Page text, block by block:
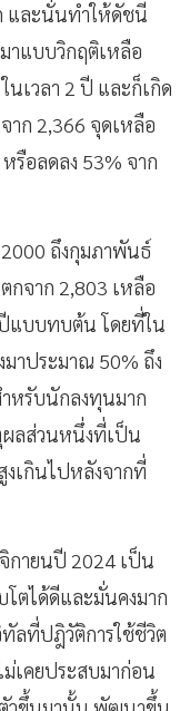
และนั่นทำให้ดัชนี
าแบบวิกฤติเหลือ
เวลา 2 ปี และก็เกิด
าก 2,366 จุดเหลือ
รือลดลง 53% จาก
2000 ถึงกุมภาพันธ์
กจาก 2,803 เหลือ
แบบทบต้น โดยที่ใน
าประมาณ 50% ถึง
ำหรับนักลงทุนมาก
ผลส่วนหนึ่งที่เป็น
เกินไปหลังจากที่
กายนปี 2024 เป็น
โตได้ดีและมั่นคงมาก
ลที่ปฎิวัติการใช้ชีวิต
เคยประสบมาก่อน